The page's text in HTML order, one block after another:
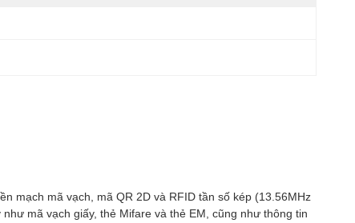
mạch mã vạch, mã QR 2D và RFID tần số kép (13.56MHz
mã vạch giấy, thẻ Mifare và thẻ EM, cũng như thông tin